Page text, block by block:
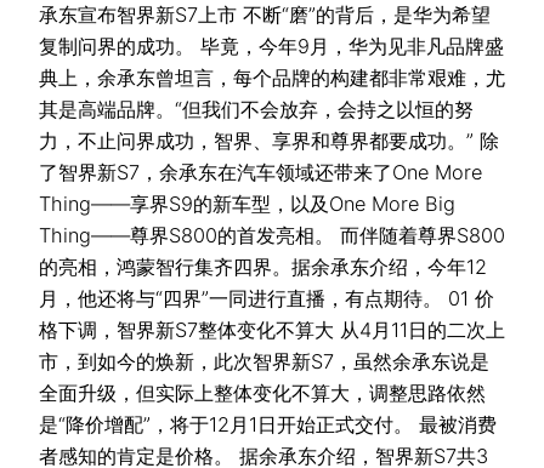
承东宣布智界新S7上市 不断“磨”的背后，是华为希望
复制问界的成功。 毕竟，今年9月，华为见非凡品牌盛
典上，余承东曾坦言，每个品牌的构建都非常艰难，尤
其是高端品牌。“但我们不会放弃，会持之以恒的努
力，不止问界成功，智界、享界和尊界都要成功。” 除
了智界新S7，余承东在汽车领域还带来了One More
Thing——享界S9的新车型，以及One More Big
Thing——尊界S800的首发亮相。 而伴随着尊界S800
的亮相，鸿蒙智行集齐四界。据余承东介绍，今年12
月，他还将与“四界”一同进行直播，有点期待。 01 价
格下调，智界新S7整体变化不算大 从4月11日的二次上
市，到如今的焕新，此次智界新S7，虽然余承东说是
全面升级，但实际上整体变化不算大，调整思路依然
是“降价增配”，将于12月1日开始正式交付。 最被消费
者感知的肯定是价格。 据余承东介绍，智界新S7共3